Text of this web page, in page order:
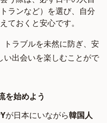
ランなど）を選び、自分
ておくと安心です。
トラブルを未然に防ぎ、安
い出会いを楽しむことがで
を始めよう
が日本にいながら韓国人